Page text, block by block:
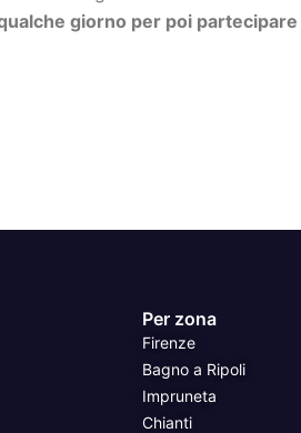
giorno per poi partecipare
Per zona
Firenze
Bagno a Ripoli
Impruneta
Chianti